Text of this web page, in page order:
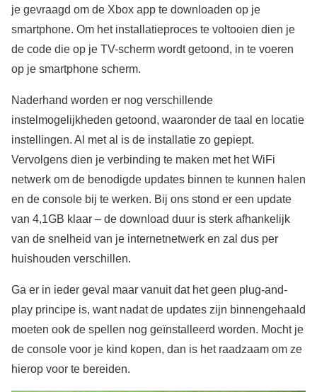
je gevraagd om de Xbox app te downloaden op je
smartphone. Om het installatieproces te voltooien dien je
de code die op je TV-scherm wordt getoond, in te voeren
op je smartphone scherm.
Naderhand worden er nog verschillende
instelmogelijkheden getoond, waaronder de taal en locatie
instellingen. Al met al is de installatie zo gepiept.
Vervolgens dien je verbinding te maken met het WiFi
netwerk om de benodigde updates binnen te kunnen halen
en de console bij te werken. Bij ons stond er een update
van 4,1GB klaar – de download duur is sterk afhankelijk
van de snelheid van je internetnetwerk en zal dus per
huishouden verschillen.
Ga er in ieder geval maar vanuit dat het geen plug-and-
play principe is, want nadat de updates zijn binnengehaald
moeten ook de spellen nog geïnstalleerd worden. Mocht je
de console voor je kind kopen, dan is het raadzaam om ze
hierop voor te bereiden.